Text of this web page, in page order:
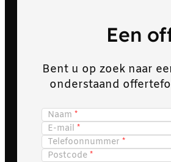
Een
Bent u op zoek naar
onderstaand
Naam
E-mail
Telefoonnummer
Postcode